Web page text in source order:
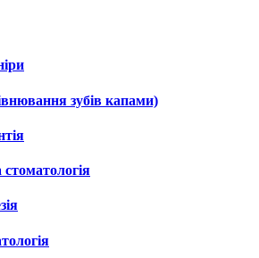
зубів капами)
стоматологія